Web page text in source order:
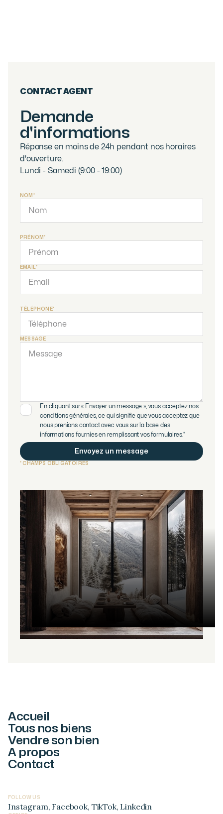
CONTACT AGENT
Demande
d'informations
Réponse en moins de 24h pendant nos horaires
d'ouverture.
Lundi - Samedi (9:00 - 19:00)
NOM*
PRÉNOM*
EMAIL*
TÉLÉPHONE*
MESSAGE
En cliquant sur « Envoyer un message », vous acceptez nos
conditions générales, ce qui signifie que vous acceptez que
nous prenions contact avec vous sur la base des
informations fournies en remplissant vos formulaires.*
* CHAMPS OBLIGATOIRES
Accueil
Tous nos biens
Vendre son bien
A propos
Contact
FOLLOW US
Instagram, Facebook, TikTok, Linkedin